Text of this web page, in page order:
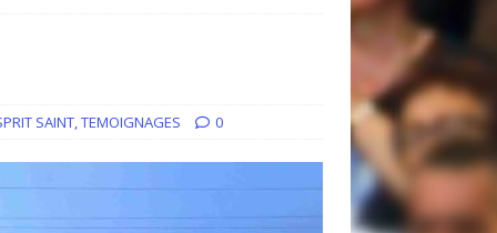
SAINT,TEMOIGNAGES 0